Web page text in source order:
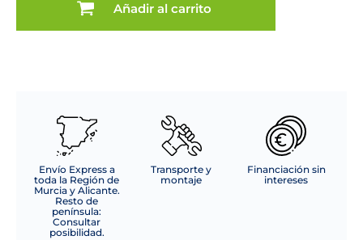
NATURAL
Añadir al carrito
Envío Express a
toda la Región de
Murcia y Alicante.
Resto de
península:
Consultar
posibilidad.
Transporte y
montaje
Financiación sin
intereses